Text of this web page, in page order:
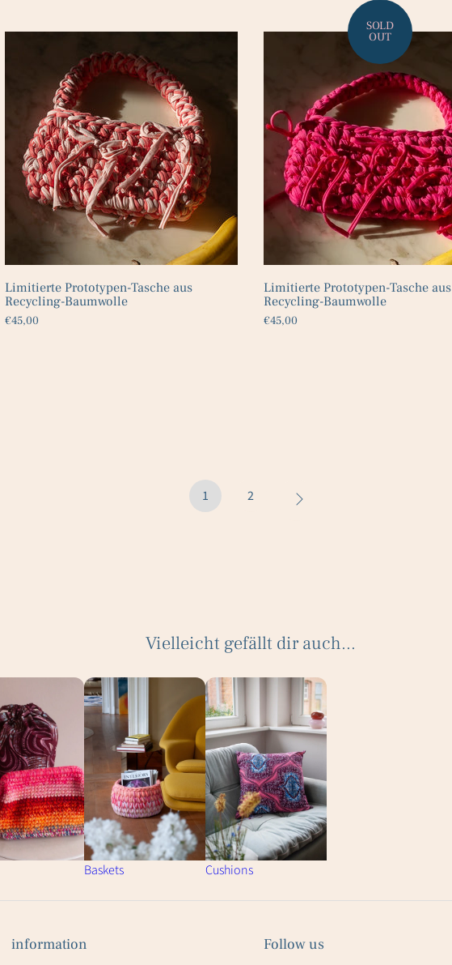
Limitierte Prototypen-Tasche aus
Recycling-Baumwolle
€45,00
Limitierte Prototypen-Tasche aus
Recycling-Baumwolle
€45,00
1 2
Vielleicht gefällt dir auch...
Baskets Cushions
information Follow us